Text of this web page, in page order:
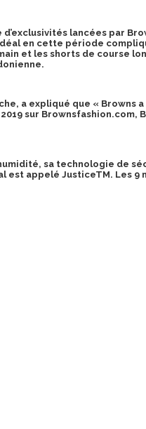
lancées par
en cette période
et les shorts de course
a expliqué que « Browns
sur Brownsfashion.com,
sa technologie de
est appelé JusticeTM. Les